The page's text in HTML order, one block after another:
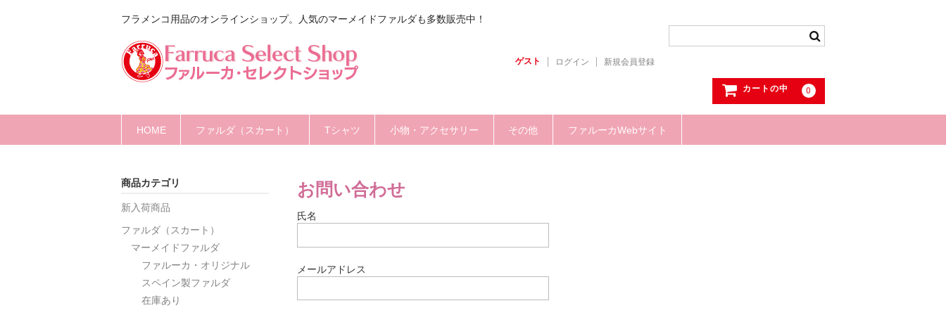
フラメンコ用品のオンラインショップ。人気のマーメイドファルダも多数販売中！
ゲスト ログイン 新規会員登録
カートの中 0
HOME ファルダ（スカート） Tシャツ 小物・アクセサリー その他 ファルーカWebサイト
お問い合わせ
氏名
メールアドレス
商品カテゴリ
新入荷商品
ファルダ（スカート）
マーメイドファルダ
ファルーカ・オリジナル
スペイン製ファルダ
在庫あり